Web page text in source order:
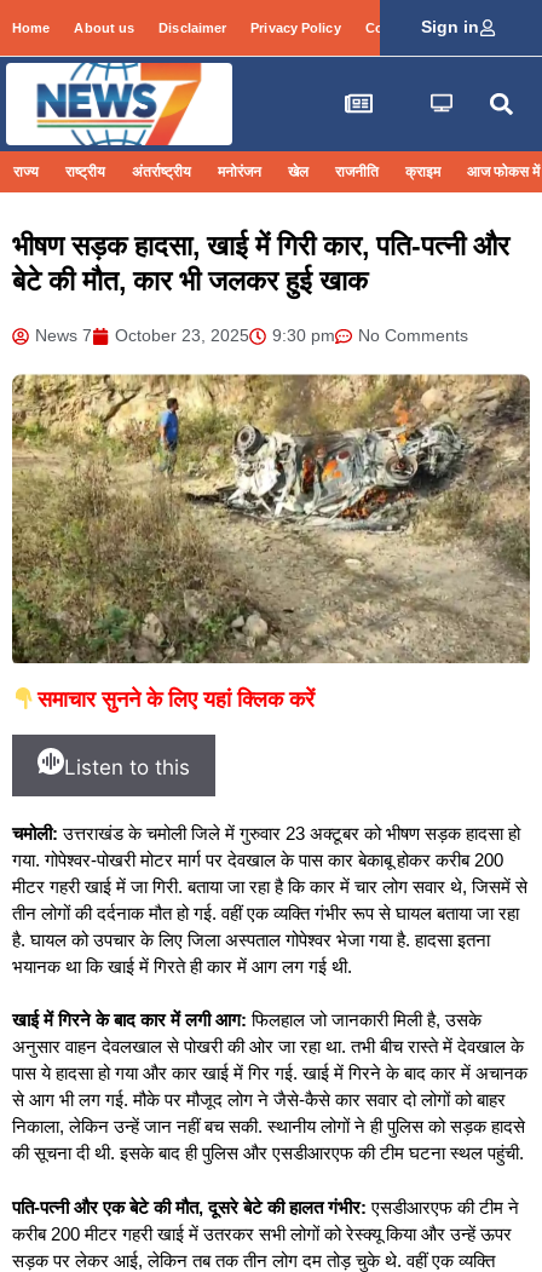
Home About us Disclaimer Privacy Policy Contact Info Login
Sign in
राज्य राष्ट्रीय अंतर्राष्ट्रीय मनोरंजन खेल राजनीति क्राइम आज फोकस में
भीषण सड़क हादसा, खाई में गिरी कार, पति-पत्नी और
बेटे की मौत, कार भी जलकर हुई खाक
News 7 October 23, 2025 9:30 pm No Comments
समाचार सुनने के लिए यहां क्लिक करें
Listen to this
चमोली: उत्तराखंड के चमोली जिले में गुरुवार 23 अक्टूबर को भीषण सड़क हादसा हो
गया. गोपेश्वर-पोखरी मोटर मार्ग पर देवखाल के पास कार बेकाबू होकर करीब 200
मीटर गहरी खाई में जा गिरी. बताया जा रहा है कि कार में चार लोग सवार थे, जिसमें से
तीन लोगों की दर्दनाक मौत हो गई. वहीं एक व्यक्ति गंभीर रूप से घायल बताया जा रहा
है. घायल को उपचार के लिए जिला अस्पताल गोपेश्वर भेजा गया है. हादसा इतना
भयानक था कि खाई में गिरते ही कार में आग लग गई थी.
खाई में गिरने के बाद कार में लगी आग:फिलहाल जो जानकारी मिली है, उसके
अनुसार वाहन देवलखाल से पोखरी की ओर जा रहा था. तभी बीच रास्ते में देवखाल के
पास ये हादसा हो गया और कार खाई में गिर गई. खाई में गिरने के बाद कार में अचानक
से आग भी लग गई. मौके पर मौजूद लोग ने जैसे-कैसे कार सवार दो लोगों को बाहर
निकाला, लेकिन उन्हें जान नहीं बच सकी. स्थानीय लोगों ने ही पुलिस को सड़क हादसे
की सूचना दी थी. इसके बाद ही पुलिस और एसडीआरएफ की टीम घटना स्थल पहुंची.
पति-पत्नी और एक बेटे की मौत, दूसरे बेटे की हालत गंभीर:एसडीआरएफ की टीम ने
करीब 200 मीटर गहरी खाई में उतरकर सभी लोगों को रेस्क्यू किया और उन्हें ऊपर
सड़क पर लेकर आई, लेकिन तब तक तीन लोग दम तोड़ चुके थे. वहीं एक व्यक्ति